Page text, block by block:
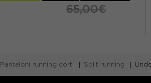
65,00€
Pantaloni running corti Split running